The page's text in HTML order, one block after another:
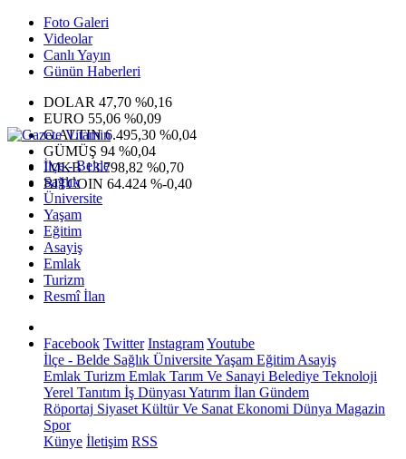
Foto Galeri
Videolar
Canlı Yayın
Günün Haberleri
DOLAR 47,70 %0,16
EURO 55,06 %0,09
G.ALTIN6.495,30 %0,04
GÜMÜŞ 94 %0,04
IMKB13.798,82 %0,70
BITCOIN 64.424 %-0,40
İlçe - Belde
Sağlık
Üniversite
Yaşam
Eğitim
Asayiş
Emlak
Turizm
Resmî İlan
Facebook Twitter InstagramYoutube
İlçe - Belde Sağlık ÜniversiteYaşam Eğitim Asayiş
Emlak Turizm Emlak Tarım Ve Sanayi Belediye Teknoloji
Yerel Tanıtım İş Dünyası Yatırım İlan Gündem
Röportaj Siyaset Kültür Ve Sanat Ekonomi Dünya Magazin
Spor
Künye İletişim RSS